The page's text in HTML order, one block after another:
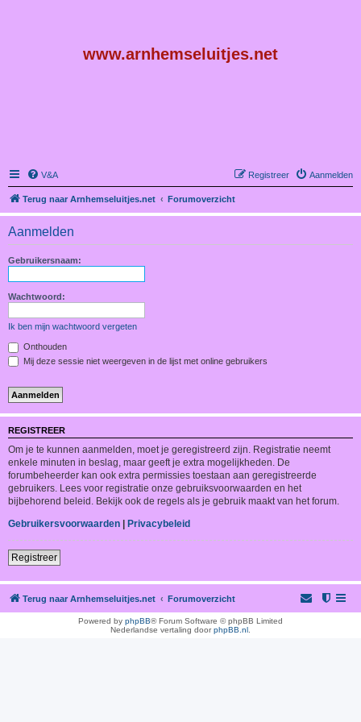
www.arnhemseluitjes.net
V&A Aanmelden
Registreer
Terug naar Arnhemseluitjes.net Forumoverzicht
Aanmelden
Gebruikersnaam:
Wachtwoord:
Ik ben mijn wachtwoord vergeten
Onthouden
Mij deze sessie niet weergeven in de lijst met online gebruikers
REGISTREER
Om je te kunnen aanmelden, moet je geregistreerd zijn. Registratie neemt
enkele minuten in beslag, maar geeft je extra mogelijkheden. De
forumbeheerder kan ook extra permissies toestaan aan geregistreerde
gebruikers. Lees voor registratie onze gebruiksvoorwaarden en het
bijbehorend beleid. Bekijk ook de regels als je gebruik maakt van het forum.
Gebruikersvoorwaarden | Privacybeleid
Registreer
Terug naar Arnhemseluitjes.net Forumoverzicht
Powered by phpBB® Forum Software © phpBB Limited
Nederlandse vertaling doorphpBB.nl